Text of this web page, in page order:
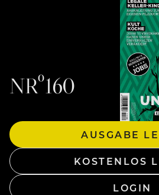
NRº160
AUSGABE
KOSTENLOS
LOGIN